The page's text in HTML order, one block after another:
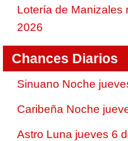
Lotería de Manizales
2026
Chances Diarios
Sinuano Noche
Caribeña Noche
Astro Luna jueves 6